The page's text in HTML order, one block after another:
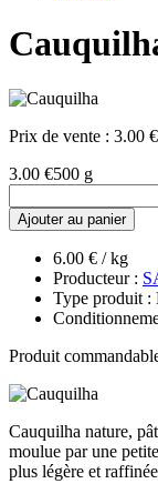
Prix de vente : 3.00
3.00 €500 g
Ajouter au panier
6.00 € / kg
Producteur :
Type produit :
Produit
Cauquilha nature,
moulue par une
plus légère et